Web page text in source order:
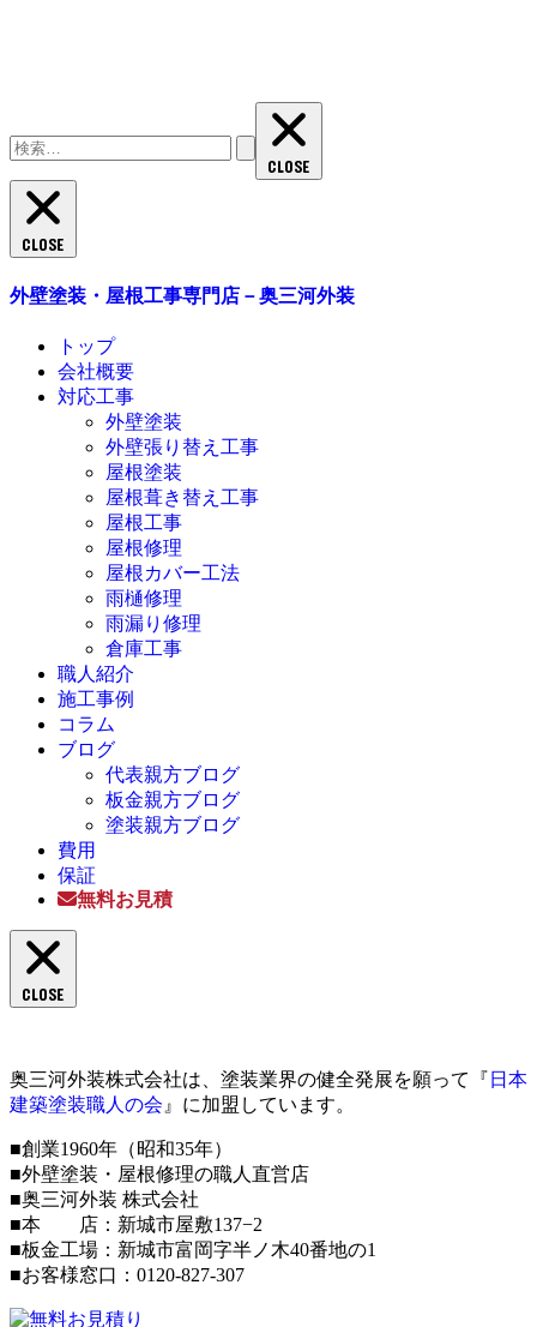
索:
CLOSE
CLOSE
外壁塗装・屋根工事専門店－奥三河外装
トップ
会社概要
対応工事
外壁塗装
外壁張り替え工事
屋根塗装
屋根葺き替え工事
屋根工事
屋根修理
屋根カバー工法
雨樋修理
雨漏り修理
倉庫工事
職人紹介
施工事例
コラム
ブログ
代表親方ブログ
板金親方ブログ
塗装親方ブログ
費用
保証
無料お見積
CLOSE
奥三河外装株式会社は、塗装業界の健全発展を願って『 日本
建築塗装職人の会 』に加盟しています。
■創業1960年（昭和35年）
■外壁塗装・屋根修理の職人直営店
■奥三河外装 株式会社
■本 店：新城市屋敷137−2
■板金工場：新城市富岡字半ノ木40番地の1
■お客様窓口：0120-827-307